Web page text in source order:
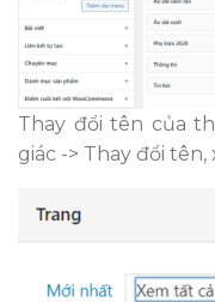
Thay đổi tên của
giác -> Thay đổi